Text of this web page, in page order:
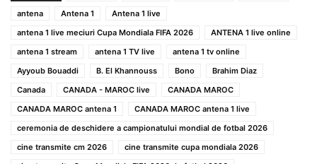
antena
Antena 1
Antena 1 live
antena 1 live meciuri Cupa Mondiala FIFA 2026
ANTENA 1 live online
antena 1 stream
antena 1 TV live
antena 1 tv online
Ayyoub Bouaddi
B. El Khannouss Bono
Brahim Diaz
Canada
CANADA - MAROC live
CANADA MAROC
CANADA MAROC antena 1
CANADA MAROC antena 1 live
ceremonia de deschidere a campionatului mondial de fotbal 2026
cine transmite cm 2026
cine transmite cupa mondiala 2026